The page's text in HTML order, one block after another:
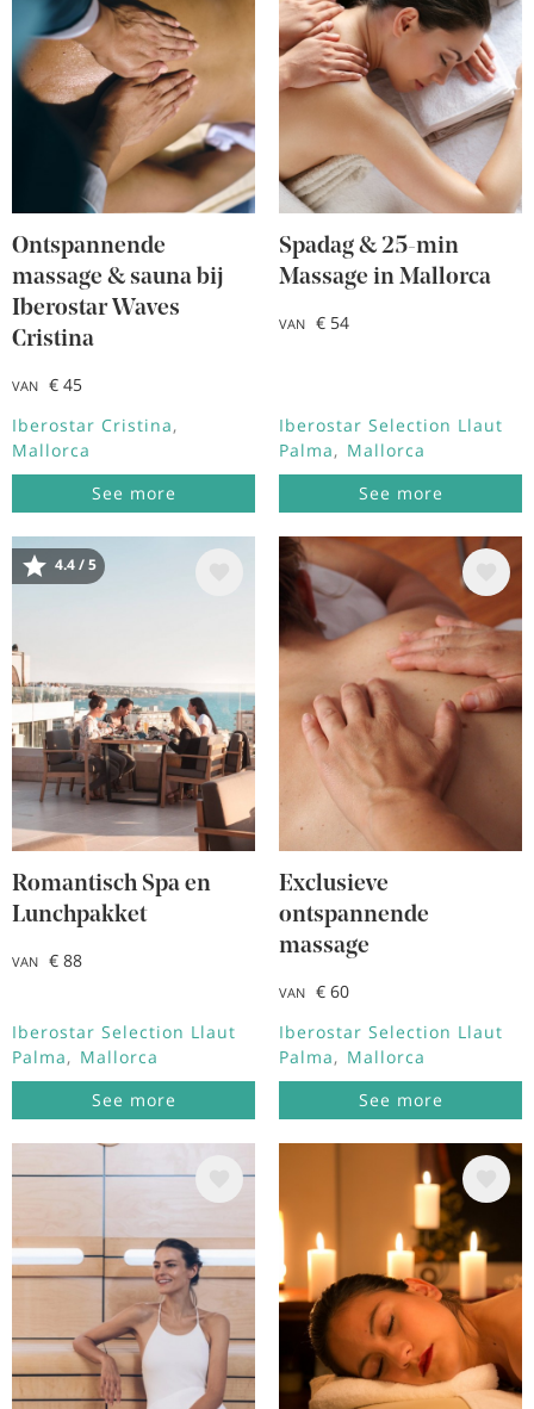
Ontspannende
massage & sauna bij
Iberostar Waves
Cristina
VAN
€ 45
Iberostar Cristina
Mallorca
See more
Spadag & 25-min
Massage in Mallorca
VAN € 54
Iberostar Selection Llaut
Palma
Mallorca
See more
Afbeelding
4.4 / 5
Romantisch Spa en
Lunchpakket
VAN € 88
Iberostar Selection Llaut
Palma
Mallorca
See more
Afbeelding
Exclusieve
ontspannende
massage
VAN
€ 60
Iberostar Selection Llaut
Palma
Mallorca
See more
Afbeelding Afbeelding